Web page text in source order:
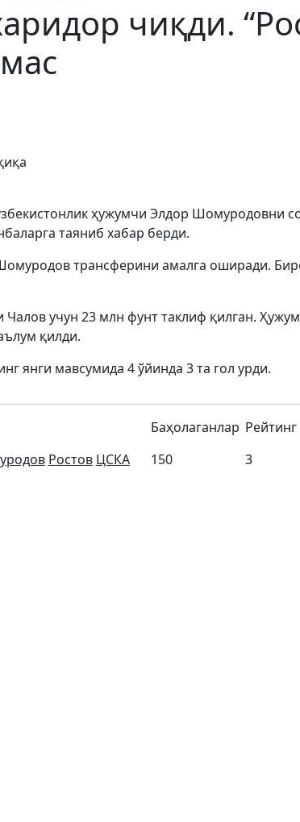
чиқди.
ҳужумчи Элдор Шомуродовни
таяниб хабар берди.
трансферини амалга оширади.
Чалов учун 23 млн фунт таклиф қилган.
қилди.
янги мавсумида 4 ўйинда 3 та гол урди.
Ростов ЦСКА
Баҳолаганлар
150
Рейтинг
3